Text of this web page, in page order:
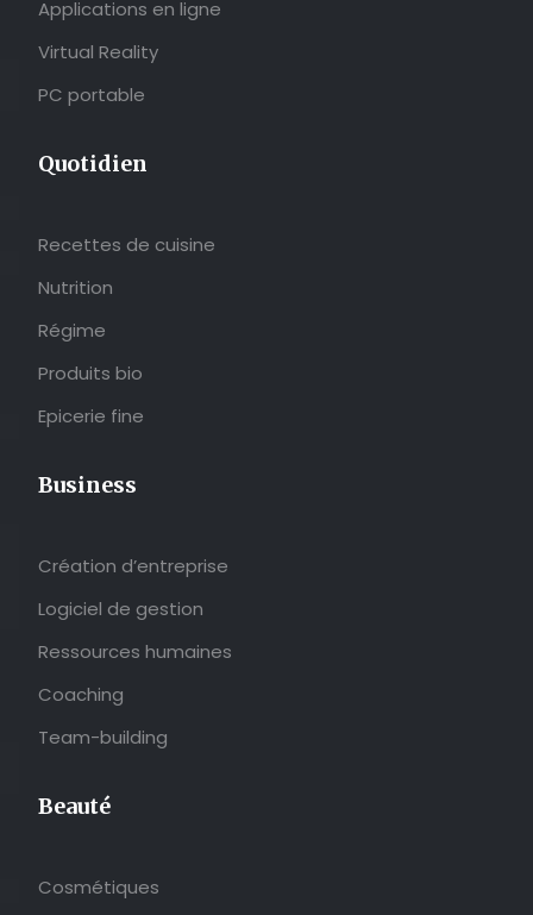
Applications en ligne
Virtual Reality
PC portable
Quotidien
Recettes de cuisine
Nutrition
Régime
Produits bio
Epicerie fine
Business
Création d’entreprise
Logiciel de gestion
Ressources humaines
Coaching
Team-building
Beauté
Cosmétiques